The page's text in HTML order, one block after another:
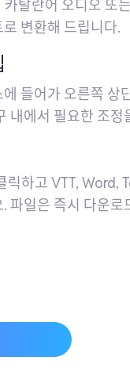
탈란어 오디오 또
변환해 드립니다.
들어가 오른쪽
내에서 필요한 조정
하고 VTT, Word,
파일은 즉시 다운로